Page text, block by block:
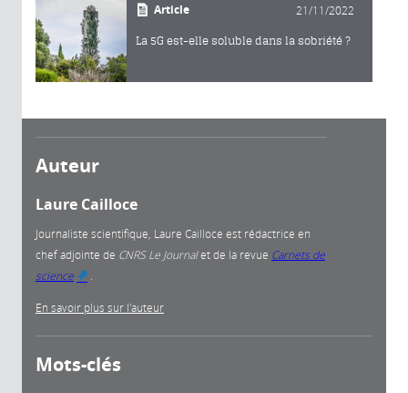
Article 21/11/2022
La 5G est-elle soluble dans la sobriété ?
Auteur
Laure Cailloce
Journaliste scientifique, Laure Cailloce est rédactrice en
chef adjointe de CNRS Le Journalet de la revue Carnets de
science
En savoir plus sur l'auteur
Mots-clés